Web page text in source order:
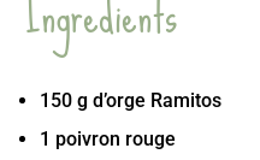
150 g d’orge Ramitos
1 poivron rouge